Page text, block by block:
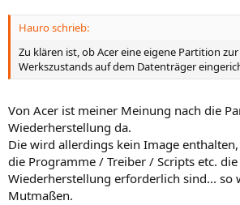
Hauro schrieb:
Zu klären ist, ob Acer eine eigene Partition
Werkszustands auf dem Datenträger
Von Acer ist meiner Meinung nach die
Wiederherstellung da.
Die wird allerdings kein Image
die Programme / Treiber / Scripts etc.
Wiederherstellung erforderlich sind... so
Mutmaßen.